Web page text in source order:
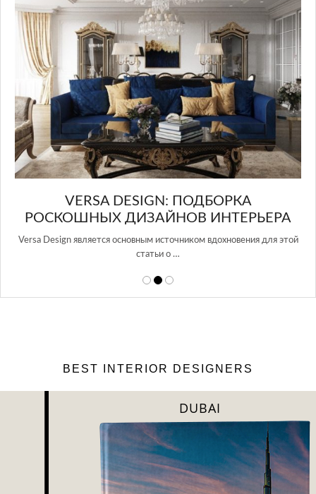
для этой
Glazov Design Group- это одна из лучших студий дизайна
в Росси…
BEST INTERIOR DESIGNERS